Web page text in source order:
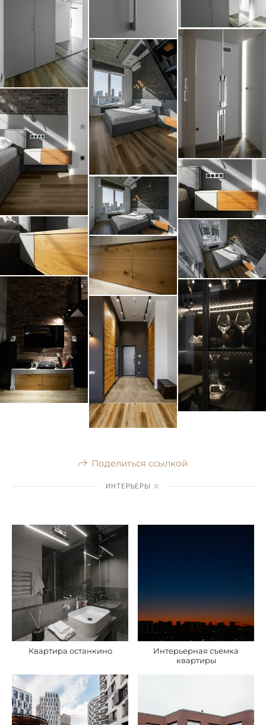
Поделиться ссылкой
ИНТЕРЬЕРЫ ☆
Квартира останкино
Интерьерная съемка
квартиры